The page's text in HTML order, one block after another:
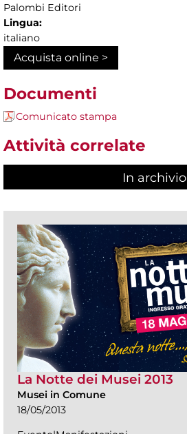
Palombi Editori
Lingua:
italiano
Acquista online >
Documenti
Comunicato stampa
Attività correlate
In archivio
La Notte dei Musei 2013
Musei in Comune
18/05/2013